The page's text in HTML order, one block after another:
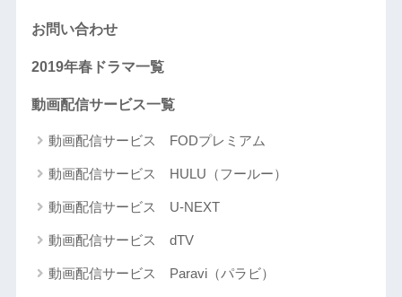
お問い合わせ
2019年春ドラマ一覧
動画配信サービス一覧
動画配信サービス FODプレミアム
動画配信サービス HULU（フールー）
動画配信サービス U-NEXT
動画配信サービス dTV
動画配信サービス Paravi（パラビ）